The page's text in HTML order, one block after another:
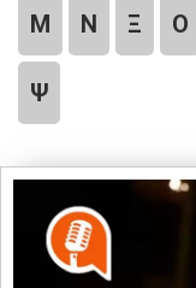
Μ Ν Ξ Ο
Ψ